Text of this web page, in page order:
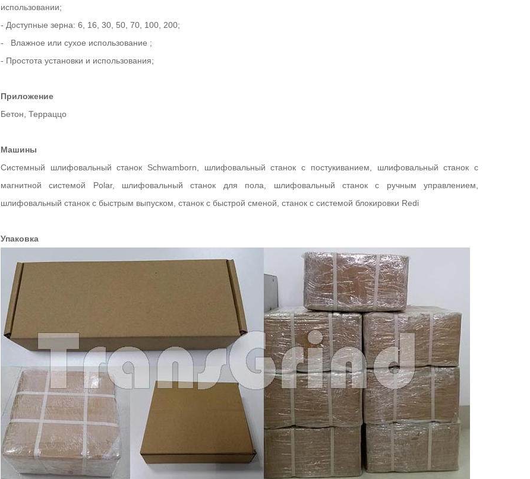
использовании;
- Доступные зерна: 6, 16, 30, 50, 70, 100, 200;
- Влажное или сухое использование ;
- Простота установки и использования;
Приложение
Бетон, Терраццо
Машины
Системный шлифовальный станок Schwamborn, шлифовальный станок с постукиванием, шлифовальный станок с
магнитной системой Polar, шлифовальный станок для пола, шлифовальный станок с ручным управлением,
шлифовальный станок с быстрым выпуском, станок с быстрой сменой, станок с системой блокировки Redi
Упаковка